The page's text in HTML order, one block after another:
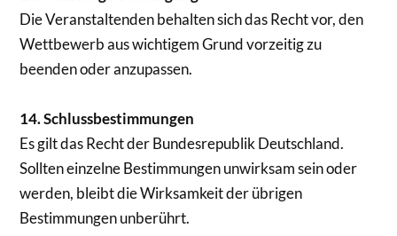
Die Veranstaltenden behalten sich das Recht vor, den
Wettbewerb aus wichtigem Grund vorzeitig zu
beenden oder anzupassen.
14. Schlussbestimmungen
Es gilt das Recht der Bundesrepublik Deutschland.
Sollten einzelne Bestimmungen unwirksam sein oder
werden, bleibt die Wirksamkeit der übrigen
Bestimmungen unberührt.